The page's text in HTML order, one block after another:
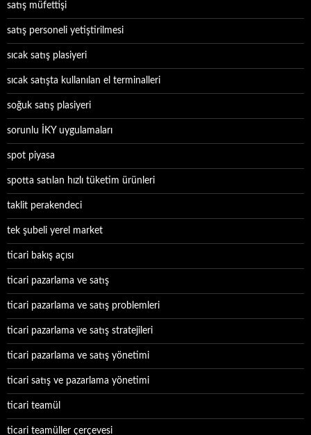
satış müfettişi
satış personeli yetiştirilmesi
sıcak satış plasiyeri
sıcak satışta kullanılan el terminalleri
soğuk satış plasiyeri
sorunlu İKY uygulamaları
spot piyasa
spotta satılan hızlı tüketim ürünleri
taklit perakendeci
tek şubeli yerel market
ticari bakış açısı
ticari pazarlama ve satış
ticari pazarlama ve satış problemleri
ticari pazarlama ve satış stratejileri
ticari pazarlama ve satış yönetimi
ticari satış ve pazarlama yönetimi
ticari teamül
ticari teamüller çerçevesi